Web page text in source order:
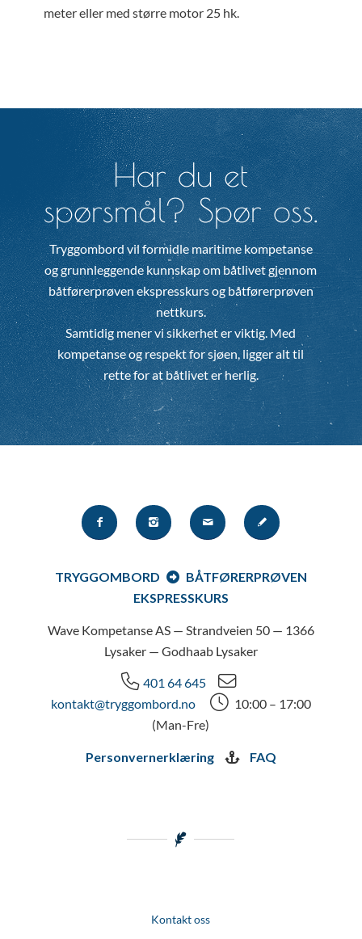
meter eller med større motor 25 hk.
Har du et
spørsmål? Spør oss.
Tryggombord vil formidle maritime kompetanse
og grunnleggende kunnskap om båtlivet gjennom
båtførerprøven ekspresskurs og båtførerprøven
nettkurs.
Samtidig mener vi sikkerhet er viktig. Med
kompetanse og respekt for sjøen, ligger alt til
rette for at båtlivet er herlig.
TRYGGOMBORD
BÅTFØRERPRØVEN
EKSPRESSKURS
Wave Kompetanse AS — Strandveien 50 — 1366
Lysaker — Godhaab Lysaker
401 64 645
kontakt@tryggombord.no
10:00 – 17:00
(Man-Fre)
Personvernerklæring FAQ
Kontakt oss